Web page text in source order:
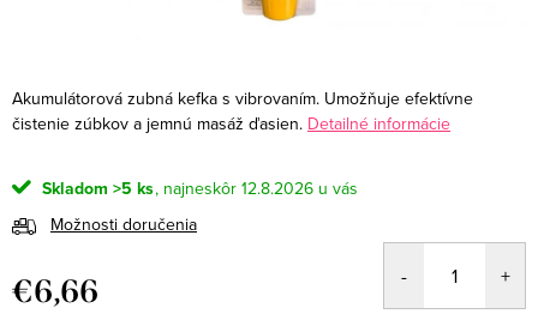
Akumulátorová zubná kefka s vibrovaním. Umožňuje efektívne
čistenie zúbkov a jemnú masáž ďasien. Detailné informácie
Skladom >5 ks
12.8.2026
Možnosti doručenia
€6,66